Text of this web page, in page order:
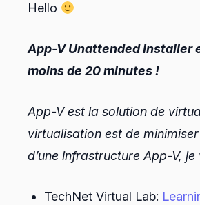
Hello
App-V Unattended Installer
moins de 20 minutes !
App-V est la solution de
virtualisation est de
d’une infrastructure App-V,
TechNet Virtual Lab: